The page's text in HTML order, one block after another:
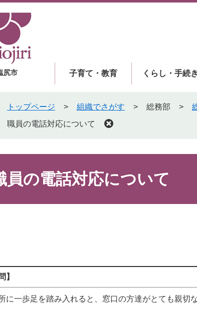
尻市 子育て・教育 くらし・手続き
トップページ > 組織でさがす > 総務部 >
職員の電話対応について
員の電話対応について
】
に一歩足を踏み入れると、窓口の方達がとても親切